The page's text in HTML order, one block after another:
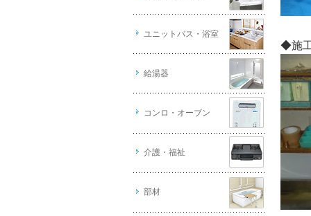
ユニットバス・浴室
給湯器
コンロ・オーブン
介護・福祉
部材
◆施